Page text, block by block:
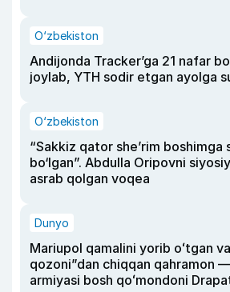
O‘zbekiston
Andijonda Tracker’ga 21 nafar
joylab, YTH sodir etgan ayolga
O‘zbekiston
“Sakkiz qator she’rim boshimga
bo‘lgan”. Abdulla Oripovni
asrab qolgan voqea
Dunyo
Mariupol qamalini yorib oʻtgan
qozoni”dan chiqqan qahramon
armiyasi bosh qoʻmondoni